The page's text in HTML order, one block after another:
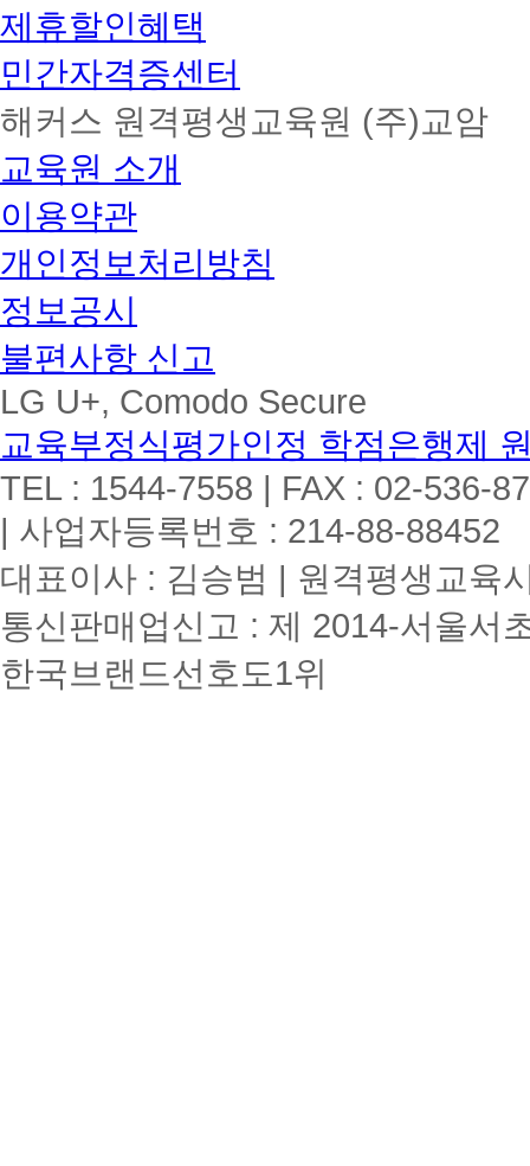
제휴할인혜택
민간자격증센터
해커스 원격평생교육원 (주)교암
교육원 소개
이용약관
개인정보처리방침
정보공시
불편사항 신고
LG U+, Comodo Secure
교육부정식평가인정 학점은행제
TEL : 1544-7558 | FAX : 02-536-
| 사업자등록번호 : 214-88-88452
대표이사 : 김승범 | 원격평생교육
통신판매업신고 : 제 2014-서울서
한국브랜드선호도1위